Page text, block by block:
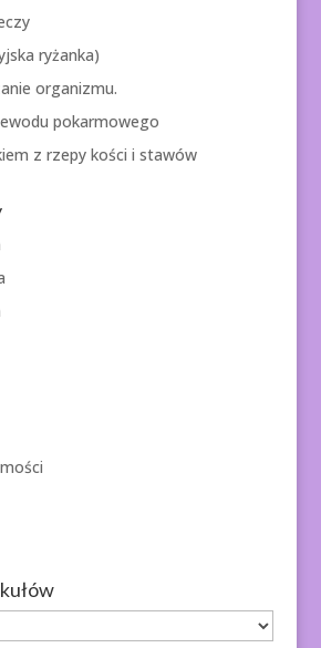
ryżanka)
organizmu.
pokarmowego
z rzepy kości i stawów